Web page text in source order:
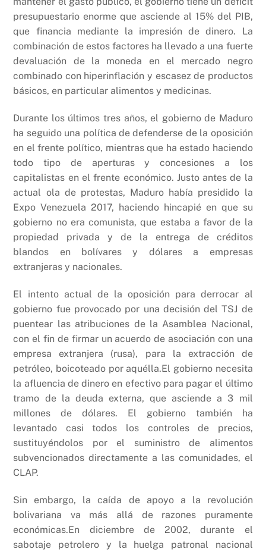
presupuestario enorme que asciende al 15% del PIB,
que financia mediante la impresión de dinero. La
combinación de estos factores ha llevado a una fuerte
devaluación de la moneda en el mercado negro
combinado con hiperinflación y escasez de productos
básicos, en particular alimentos y medicinas.
Durante los últimos tres años, el gobierno de Maduro
ha seguido una política de defenderse de la oposición
en el frente político, mientras que ha estado haciendo
todo tipo de aperturas y concesiones a los
capitalistas en el frente económico. Justo antes de la
actual ola de protestas, Maduro había presidido la
Expo Venezuela 2017, haciendo hincapié en que su
gobierno no era comunista, que estaba a favor de la
propiedad privada y de la entrega de créditos
blandos en bolívares y dólares a empresas
extranjeras y nacionales.
El intento actual de la oposición para derrocar al
gobierno fue provocado por una decisión del TSJ de
puentear las atribuciones de la Asamblea Nacional,
con el fin de firmar un acuerdo de asociación con una
empresa extranjera (rusa), para la extracción de
petróleo, boicoteado por aquélla.El gobierno necesita
la afluencia de dinero en efectivo para pagar el último
tramo de la deuda externa, que asciende a 3 mil
millones de dólares. El gobierno también ha
levantado casi todos los controles de precios,
sustituyéndolos por el suministro de alimentos
subvencionados directamente a las comunidades, el
CLAP.
Sin embargo, la caída de apoyo a la revolución
bolivariana va más allá de razones puramente
económicas.En diciembre de 2002, durante el
sabotaje petrolero y la huelga patronal nacional